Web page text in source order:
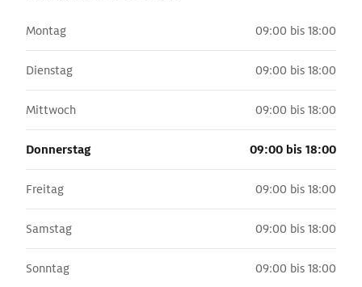
Montag 09:00 bis 18:00
Dienstag 09:00 bis 18:00
Mittwoch 09:00 bis 18:00
Donnerstag 09:00 bis 18:00
Freitag 09:00 bis 18:00
Samstag 09:00 bis 18:00
Sonntag 09:00 bis 18:00